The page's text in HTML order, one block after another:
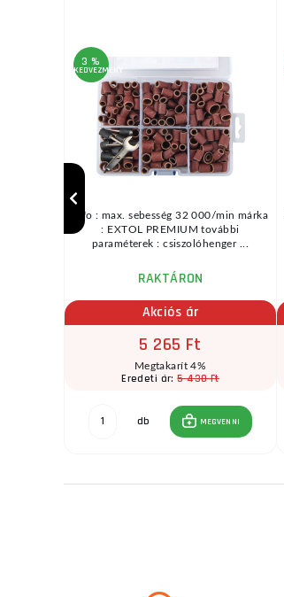
3 %
KEDVEZMÉNY
info : max. sebesség 32 000/min márka
: EXTOL PREMIUM további
paraméterek : csiszolóhenger ...
RAKTÁRON
Akciós ár
5 265 Ft
Megtakarít 4%
Eredeti ár:5 430 Ft
db MEGVENNI